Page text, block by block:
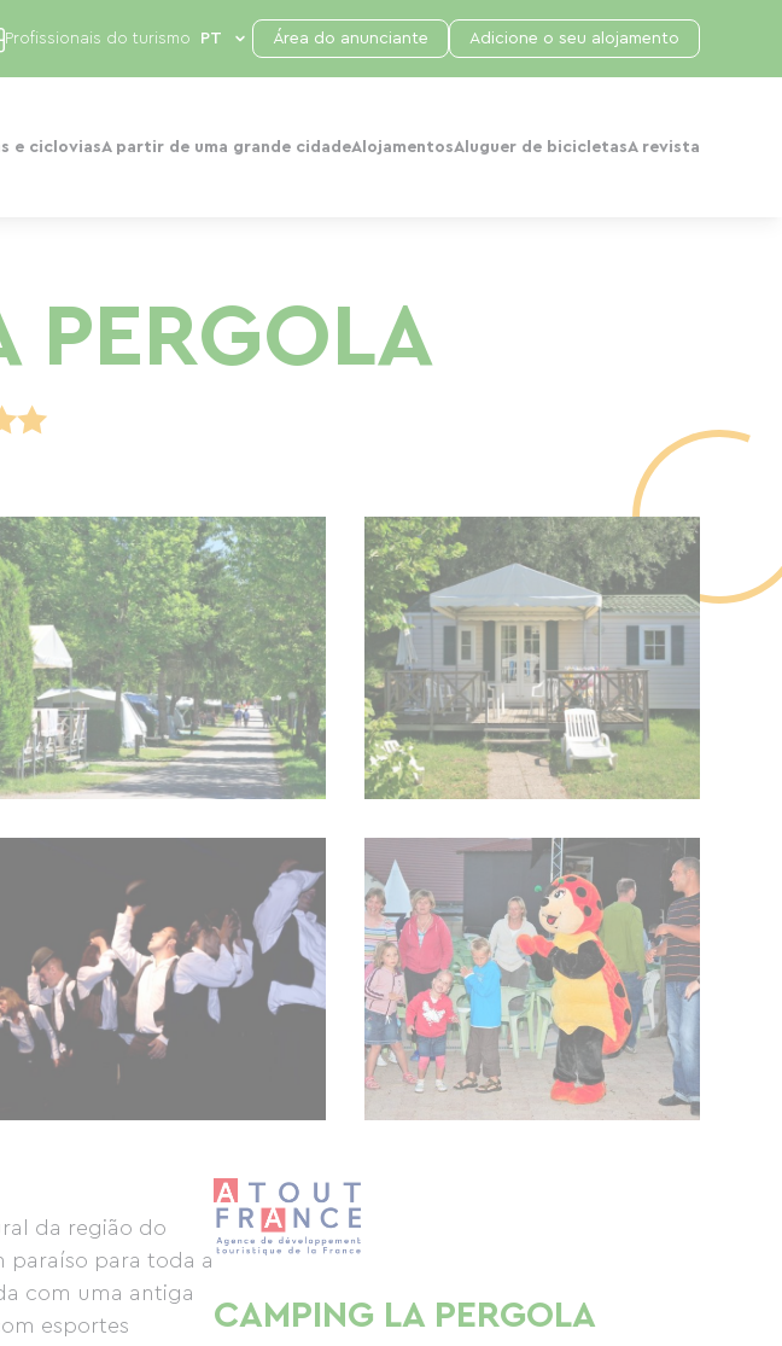
e cicloviasA partir de uma grande cidadeAlojamentosAluguer de bicicletasA revista
Profissionais do turismo Área do anunciante Adicione o seu alojamento
PERGOLA
da região do
paraíso para toda a
com uma antiga
esportes
CAMPING LA PERGOLA